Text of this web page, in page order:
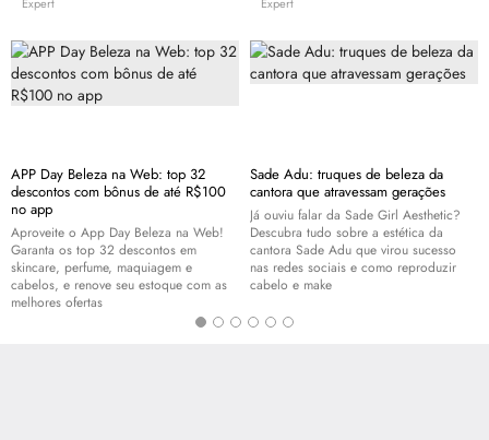
APP Day Beleza na Web: top 32
descontos com bônus de até R$100
no app
Aproveite o App Day Beleza na Web!
Garanta os top 32 descontos em
skincare, perfume, maquiagem e
cabelos, e renove seu estoque com as
melhores ofertas
Sade Adu: truques de beleza da
cantora que atravessam gerações
Já ouviu falar da Sade Girl Aesthetic?
Descubra tudo sobre a estética da
cantora Sade Adu que virou sucesso
nas redes sociais e como reproduzir
cabelo e make